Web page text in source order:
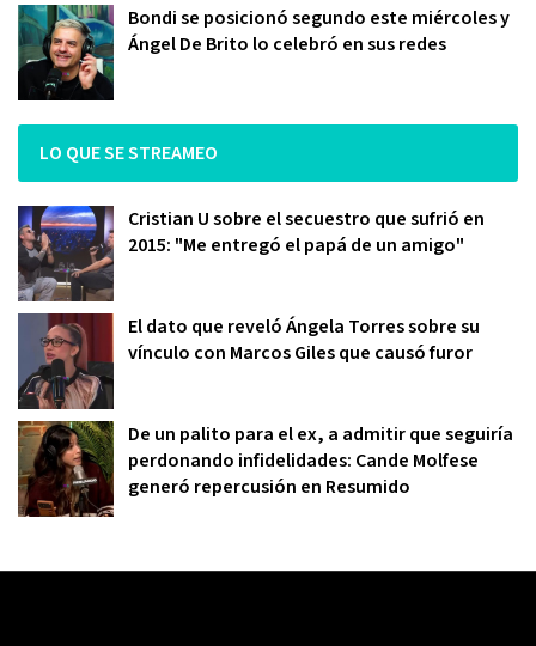
Bondi se posicionó segundo este miércoles y
Ángel De Brito lo celebró en sus redes
LO QUE SE STREAMEO
Cristian U sobre el secuestro que sufrió en
2015: "Me entregó el papá de un amigo"
El dato que reveló Ángela Torres sobre su
vínculo con Marcos Giles que causó furor
De un palito para el ex, a admitir que seguiría
perdonando infidelidades: Cande Molfese
generó repercusión en Resumido